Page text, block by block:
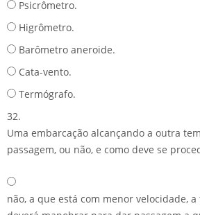
Psicrômetro.
Higrômetro.
Barômetro aneroide.
Cata-vento.
Termógrafo.
32.
Uma embarcação alcançando a outra
passagem, ou não, e como deve se
não, a que está com menor velocidade,